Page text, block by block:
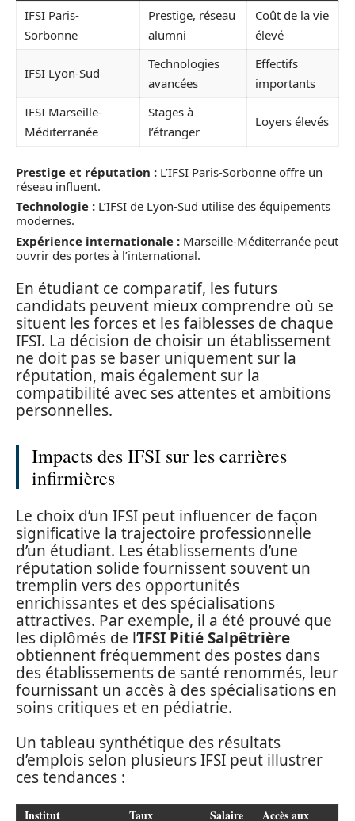
IFSI Paris-
Sorbonne
Prestige, réseau
alumni
Coût de la vie
élevé
IFSI Lyon-Sud
Technologies
avancées
Effectifs
importants
IFSI Marseille-
Méditerranée
Stages à
l’étranger
Loyers élevés
Prestige et réputation : L’IFSI Paris-Sorbonne offre un
réseau influent.
Technologie : L’IFSI de Lyon-Sud utilise des équipements
modernes.
Expérience internationale : Marseille-Méditerranée peut
ouvrir des portes à l’international.
En étudiant ce comparatif, les futurs
candidats peuvent mieux comprendre où se
situent les forces et les faiblesses de chaque
IFSI. La décision de choisir un établissement
ne doit pas se baser uniquement sur la
réputation, mais également sur la
compatibilité avec ses attentes et ambitions
personnelles.
Impacts des IFSI sur les carrières
infirmières
Le choix d’un IFSI peut influencer de façon
significative la trajectoire professionnelle
d’un étudiant. Les établissements d’une
réputation solide fournissent souvent un
tremplin vers des opportunités
enrichissantes et des spécialisations
attractives. Par exemple, il a été prouvé que
les diplômés de l’IFSI Pitié Salpêtrière
obtiennent fréquemment des postes dans
des établissements de santé renommés, leur
fournissant un accès à des spécialisations en
soins critiques et en pédiatrie.
Un tableau synthétique des résultats
d’emplois selon plusieurs IFSI peut illustrer
ces tendances :
Institut Taux Salaire Accès aux